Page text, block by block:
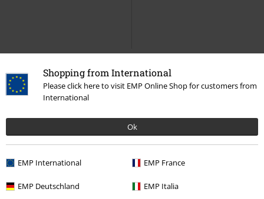
Shopping from International
Please click here to visit EMP Online Shop for customers from
International
Ok
EMP International EMP France
EMP Deutschland EMP Italia
OMC € 24,99